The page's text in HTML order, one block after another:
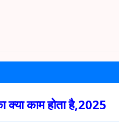
काम होता है,2025